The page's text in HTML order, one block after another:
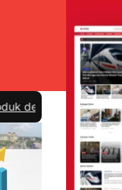
dan Hindari